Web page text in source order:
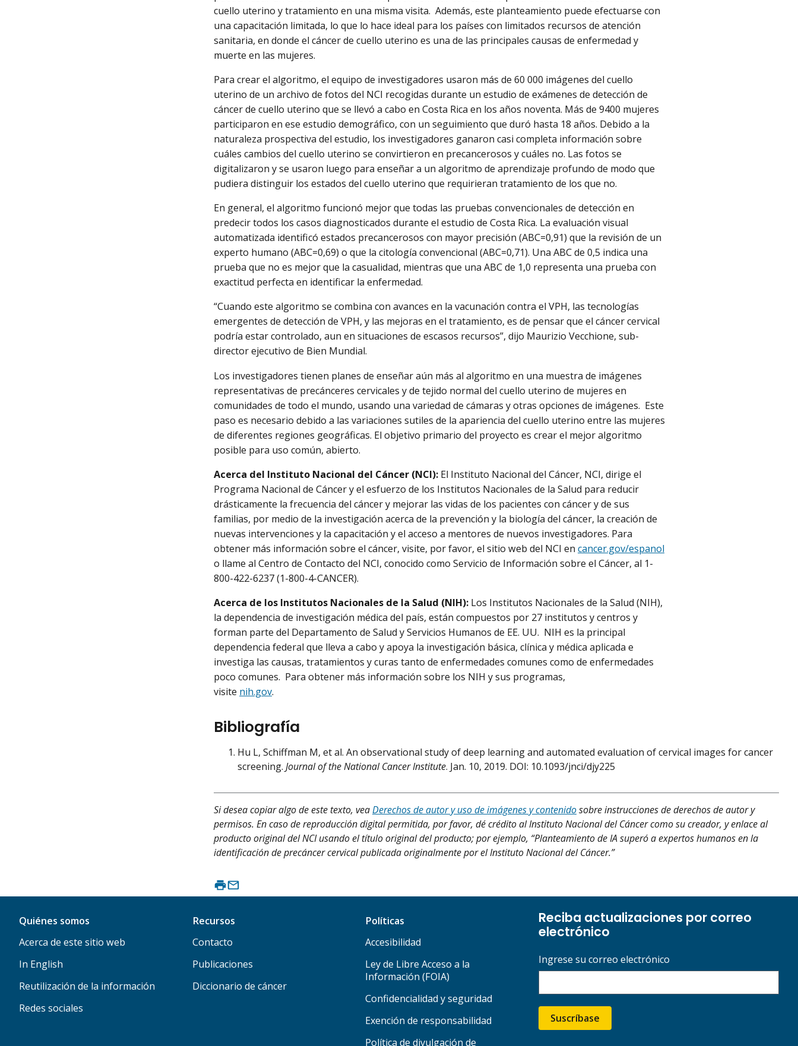
cuello uterino y tratamiento en una misma visita. Además, este planteamiento puede efectuarse con
una capacitación limitada, lo que lo hace ideal para los países con limitados recursos de atención
sanitaria, en donde el cáncer de cuello uterino es una de las principales causas de enfermedad y
muerte en las mujeres.
Para crear el algoritmo, el equipo de investigadores usaron más de 60 000 imágenes del cuello
uterino de un archivo de fotos del NCI recogidas durante un estudio de exámenes de detección de
cáncer de cuello uterino que se llevó a cabo en Costa Rica en los años noventa. Más de 9400 mujeres
participaron en ese estudio demográfico, con un seguimiento que duró hasta 18 años. Debido a la
naturaleza prospectiva del estudio, los investigadores ganaron casi completa información sobre
cuáles cambios del cuello uterino se convirtieron en precancerosos y cuáles no. Las fotos se
digitalizaron y se usaron luego para enseñar a un algoritmo de aprendizaje profundo de modo que
pudiera distinguir los estados del cuello uterino que requirieran tratamiento de los que no.
En general, el algoritmo funcionó mejor que todas las pruebas convencionales de detección en
predecir todos los casos diagnosticados durante el estudio de Costa Rica. La evaluación visual
automatizada identificó estados precancerosos con mayor precisión (ABC=0,91) que la revisión de un
experto humano (ABC=0,69) o que la citología convencional (ABC=0,71). Una ABC de 0,5 indica una
prueba que no es mejor que la casualidad, mientras que una ABC de 1,0 representa una prueba con
exactitud perfecta en identificar la enfermedad.
“Cuando este algoritmo se combina con avances en la vacunación contra el VPH, las tecnologías
emergentes de detección de VPH, y las mejoras en el tratamiento, es de pensar que el cáncer cervical
podría estar controlado, aun en situaciones de escasos recursos”, dijo Maurizio Vecchione, sub-
director ejecutivo de Bien Mundial.
Los investigadores tienen planes de enseñar aún más al algoritmo en una muestra de imágenes
representativas de precánceres cervicales y de tejido normal del cuello uterino de mujeres en
comunidades de todo el mundo, usando una variedad de cámaras y otras opciones de imágenes. Este
paso es necesario debido a las variaciones sutiles de la apariencia del cuello uterino entre las mujeres
de diferentes regiones geográficas. El objetivo primario del proyecto es crear el mejor algoritmo
posible para uso común, abierto.
Acerca del Instituto Nacional del Cáncer (NCI): El Instituto Nacional del Cáncer, NCI, dirige el
Programa Nacional de Cáncer y el esfuerzo de los Institutos Nacionales de la Salud para reducir
drásticamente la frecuencia del cáncer y mejorar las vidas de los pacientes con cáncer y de sus
familias, por medio de la investigación acerca de la prevención y la biología del cáncer, la creación de
nuevas intervenciones y la capacitación y el acceso a mentores de nuevos investigadores. Para
obtener más información sobre el cáncer, visite, por favor, el sitio web del NCI en cancer.gov/espanol
o llame al Centro de Contacto del NCI, conocido como Servicio de Información sobre el Cáncer, al 1-
800-422-6237 (1-800-4-CANCER).
Acerca de los Institutos Nacionales de la Salud (NIH): Los Institutos Nacionales de la Salud (NIH),
la dependencia de investigación médica del país, están compuestos por 27 institutos y centros y
forman parte del Departamento de Salud y Servicios Humanos de EE. UU. NIH es la principal
dependencia federal que lleva a cabo y apoya la investigación básica, clínica y médica aplicada e
investiga las causas, tratamientos y curas tanto de enfermedades comunes como de enfermedades
poco comunes. Para obtener más información sobre los NIH y sus programas,
visite nih.gov.
Bibliografía
Hu L, Schiffman M, et al. An observational study of deep learning and automated evaluation of cervical images for cancer
screening. Journal of the National Cancer Institute. Jan. 10, 2019. DOI: 10.1093/jnci/djy225
Si desea copiar algo de este texto, veaDerechos de autor y uso de imágenes y contenidosobre instrucciones de derechos de autor y
permisos. En caso de reproducción digital permitida, por favor, dé crédito al Instituto Nacional del Cáncer como su creador, y enlace al
producto original del NCI usando el título original del producto; por ejemplo, “Planteamiento de IA superó a expertos humanos en la
identificación de precáncer cervical publicada originalmente por el Instituto Nacional del Cáncer.”
Quiénes somos
Acerca de este sitio web
In English
Reutilización de la información
Redes sociales
Recursos
Contacto
Publicaciones
Diccionario de cáncer
Políticas
Accesibilidad
Ley de Libre Acceso a la
Información (FOIA)
Confidencialidad y seguridad
Exención de responsabilidad
Política de divulgación de
Reciba actualizaciones por correo
electrónico
Ingrese su correo electrónico
Suscríbase